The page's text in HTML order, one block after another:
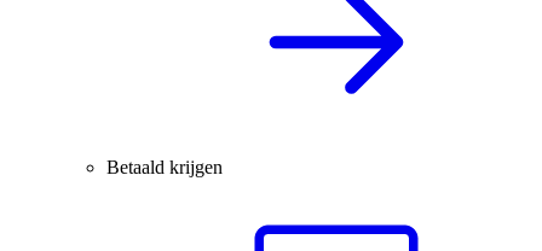
Betaald krijgen